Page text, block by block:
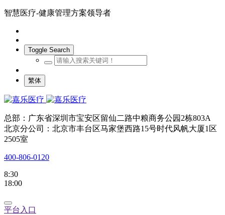
智慧医疗-健康管理方案领导者
Toggle Search
繁体
总部：广东省深圳市宝安区留仙二路中粮商务公园2栋803A
北京分公司：北京市丰台区马家堡西路15号时代风帆大厦1区
2505室
400-806-0120
8:30
18:00
平台入口